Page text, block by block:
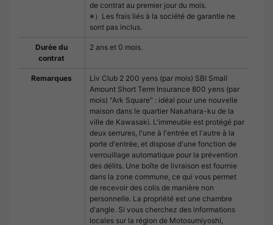
de contrat au premier jour du mois.
※）Les frais liés à la société de garantie ne
sont pas inclus.
Durée du
contrat
2 ans et 0 mois.
Remarques
Liv Club 2 200 yens (par mois) SBI Small
Amount Short Term Insurance 800 yens (par
mois) "Ark Square" : idéal pour une nouvelle
maison dans le quartier Nakahara-ku de la
ville de Kawasaki. L'immeuble est protégé par
deux serrures, l'une à l'entrée et l'autre à la
porte d'entrée, et dispose d'une fonction de
verrouillage automatique pour la prévention
des délits. Une boîte de livraison est fournie
dans la zone commune, ce qui vous permet
de recevoir des colis de manière non
personnelle. La propriété est une chambre
d'angle. Si vous cherchez des informations
locales sur la région de Motosumiyoshi,